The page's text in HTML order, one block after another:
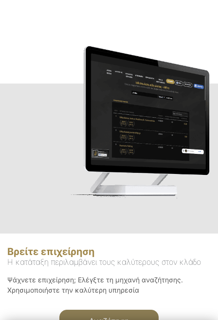
Βρείτε επιχείρηση
Η κατάταξη περιλαμβάνει τους καλύτερους στον κλάδο
Ψάχνετε επιχείρηση; Ελέγξτε τη μηχανή αναζήτησης.
Χρησιμοποιήστε την καλύτερη υπηρεσία